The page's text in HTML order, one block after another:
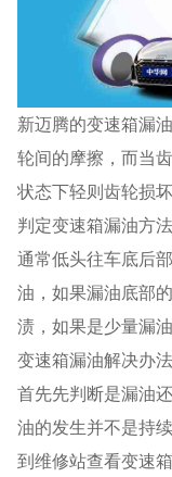
新迈腾的变速箱漏
轮间的摩擦，而当
状态下轻则齿轮损
判定变速箱漏油方法
通常低头往车底后
油，如果漏油底部
渍，如果是少量漏
变速箱漏油解决办法
首先先判断是漏油
油的发生并不是持
到维修站查看变速